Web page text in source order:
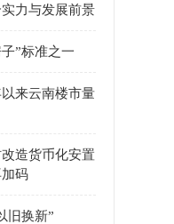
力与发展前景
”标准之一
来云南楼市量
造货币化安置
码
旧换新”